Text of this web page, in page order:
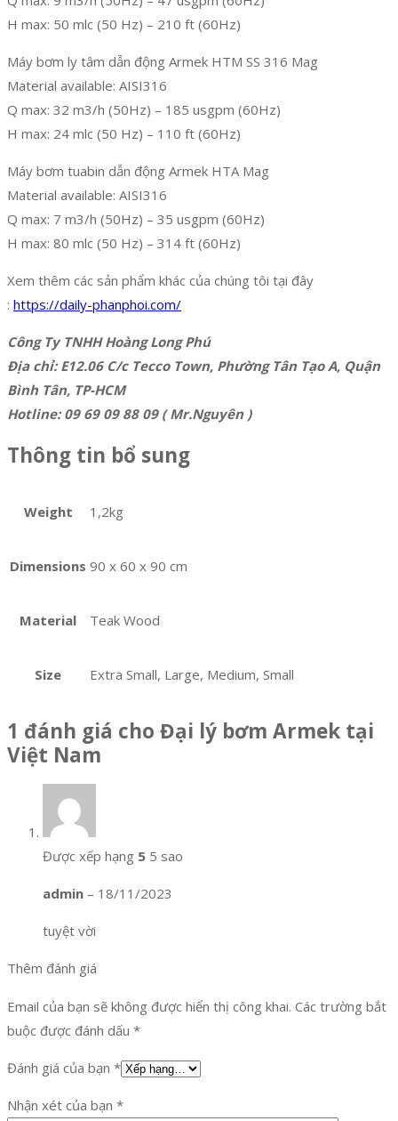
H max: 50 mlc (50 Hz) – 210 ft (60Hz)
Máy bơm ly tâm dẫn động Armek HTM SS 316 Mag
Material available: AISI316
Q max: 32 m3/h (50Hz) – 185 usgpm (60Hz)
H max: 24 mlc (50 Hz) – 110 ft (60Hz)
Máy bơm tuabin dẫn động Armek HTA Mag
Material available: AISI316
Q max: 7 m3/h (50Hz) – 35 usgpm (60Hz)
H max: 80 mlc (50 Hz) – 314 ft (60Hz)
Xem thêm các sản phẩm khác của chúng tôi tại đây
: https://daily-phanphoi.com/
Công Ty TNHH Hoàng Long Phú
Địa chỉ: E12.06 C/c Tecco Town, Phường Tân Tạo A, Quận
Bình Tân, TP-HCM
Hotline: 09 69 09 88 09 ( Mr.Nguyên )
Thông tin bổ sung
Weight 1,2kg
Dimensions 90 x 60 x 90 cm
Material Teak Wood
Size Extra Small, Large, Medium, Small
1 đánh giá cho Đại lý bơm Armek tại
Việt Nam
Được xếp hạng 5 5 sao
admin – 18/11/2023
tuyệt vời
Thêm đánh giá
Email của bạn sẽ không được hiển thị công khai. Các trường bắt
buộc được đánh dấu *
Đánh giá của bạn *
Nhận xét của bạn *